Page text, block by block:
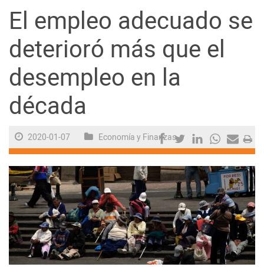
Sociedad
Ciencia y Tecnología
Firmas
Internacional
Juegos
Videos
El empleo adecuado se
deterioró más que el
desempleo en la
década
2020-01-07 Economía y Finanzas